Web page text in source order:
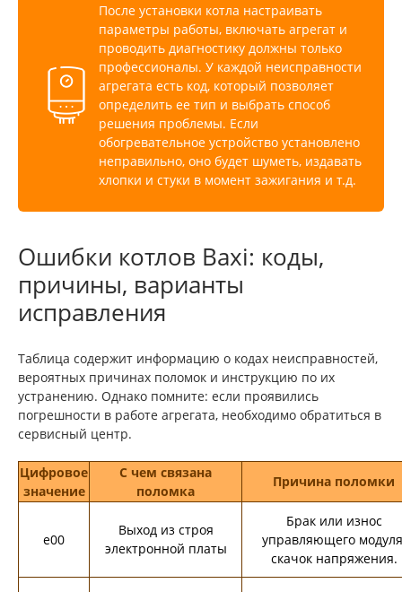
После установки котла настраивать
параметры работы, включать агрегат и
проводить диагностику должны только
профессионалы. У каждой неисправности
агрегата есть код, который позволяет
определить ее тип и выбрать способ
решения проблемы. Если
обогревательное устройство установлено
неправильно, оно будет шуметь, издавать
хлопки и стуки в момент зажигания и т.д.
Ошибки котлов Baxi: коды,
причины, варианты
исправления
Таблица содержит информацию о кодах неисправностей,
вероятных причинах поломок и инструкцию по их
устранению. Однако помните: если проявились
погрешности в работе агрегата, необходимо обратиться в
сервисный центр.
Цифровое
значение
С чем связана
поломка
Причина поломки
e00
Выход из строя
электронной платы
Брак или износ
управляющего
скачок напряжения.